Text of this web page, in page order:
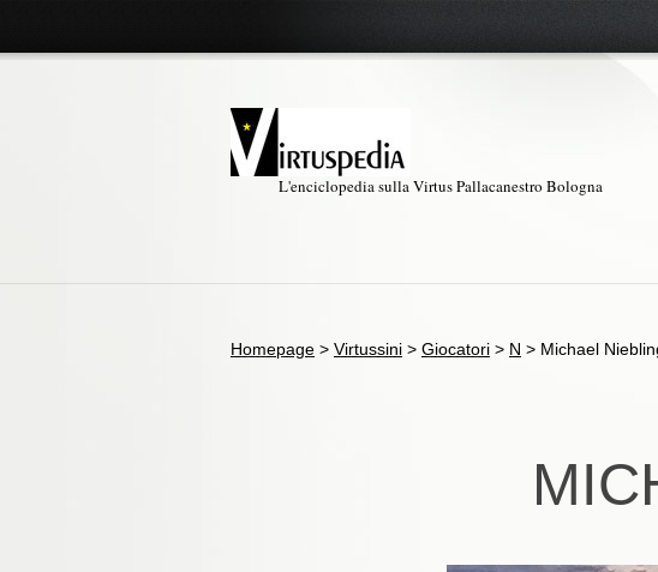
L'enciclopedia sulla Virtus Pallacanestro Bologna
Homepage > Virtussini > Giocatori > N > Michael